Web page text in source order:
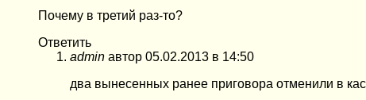
Почему в третий раз-то?
Ответить
admin автор 05.02.2013 в 14:50
два вынесенных ранее приговора отменили в